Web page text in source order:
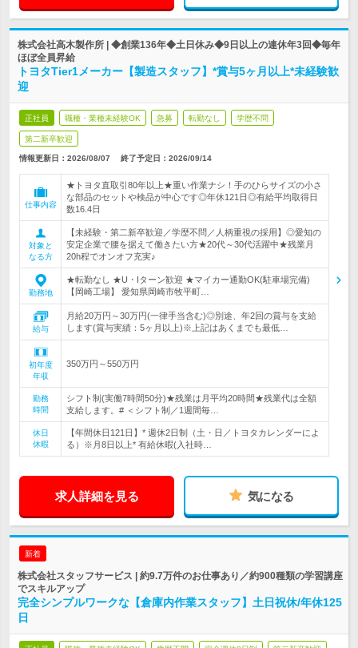
株式会社高木製作所 | ◆創業136年◆土日休み◆9日以上の連休年3回◆毎年
ほぼ全員昇給
トヨタTier1メーカー【製造スタッフ】*賞与5ヶ月以上*未経験歓
迎
正社員 職種・業種未経験OK 急募 転勤なし 学歴不問
第二新卒歓迎
情報更新日：2026/08/07 終了予定日： 2026/09/14
仕事内容
★トヨタ直取引80年以上★重い作業ナシ！手のひらサイズの小さ
な部品のセットや検品が中心です◎年休121日◎有給平均取得日
数16.4日
対象と
なる方
【未経験・第二新卒歓迎／学歴不問／人柄重視の採用】◎愛知の
安定企業で腰を据えて働きたい方★20代～30代活躍中★残業月
20h程でオンオフ充実♪
勤務地
★転勤なし ★U・Iターン歓迎 ★マイカー通勤OK(駐車場完備)
【岡崎工場】 愛知県岡崎市牧平町…
給与
月給20万円～30万円(一律手当含む)◎別途、年2回の賞与を支給
します(賞与実績：5ヶ月以上)※上記はあくまでも最低…
初年度
年収
350万円～550万円
勤務
時間
シフト制(実働7時間50分)★残業は月平均20時間★残業代は全額
支給します。# ＜シフト制／1週間毎…
休日
休暇
【年間休日121日】* 週休2日制（土・日／トヨタカレンダーによ
る）※月8日以上* 有給休暇(入社時…
求人詳細を見る 気になる
新着
株式会社スタッフサービス | 約9.7万件のお仕事あり／約900種類の学習講座
でスキルアップ
完全シンプルワークな【倉庫内作業スタッフ】土日祝休/年休125
日